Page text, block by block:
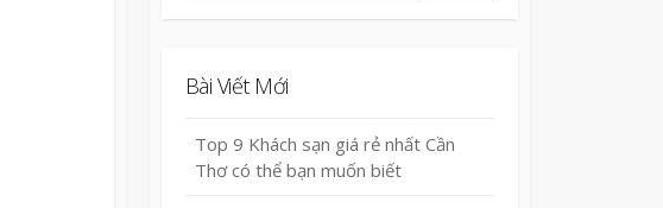
Bài Viết Mới
Top 9 Khách sạn giá rẻ nhất Cần
Thơ có thể bạn muốn biết